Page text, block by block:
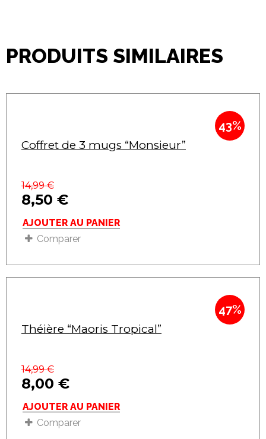
PRODUITS SIMILAIRES
43%
Coffret de 3 mugs “Monsieur”
14,99€
8,50 €
AJOUTER AU PANIER
Comparer
47%
Théière “Maoris Tropical”
14,99€
8,00 €
AJOUTER AU PANIER
Comparer